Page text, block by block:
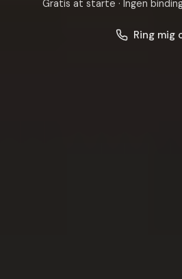
Gratis at starte · Ingen
Ring mig